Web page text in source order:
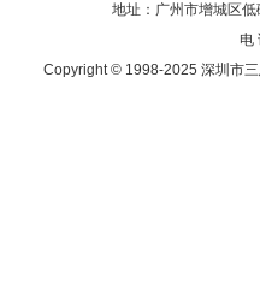
地址：广州市增城区
电
Copyright © 1998-2025 深圳市